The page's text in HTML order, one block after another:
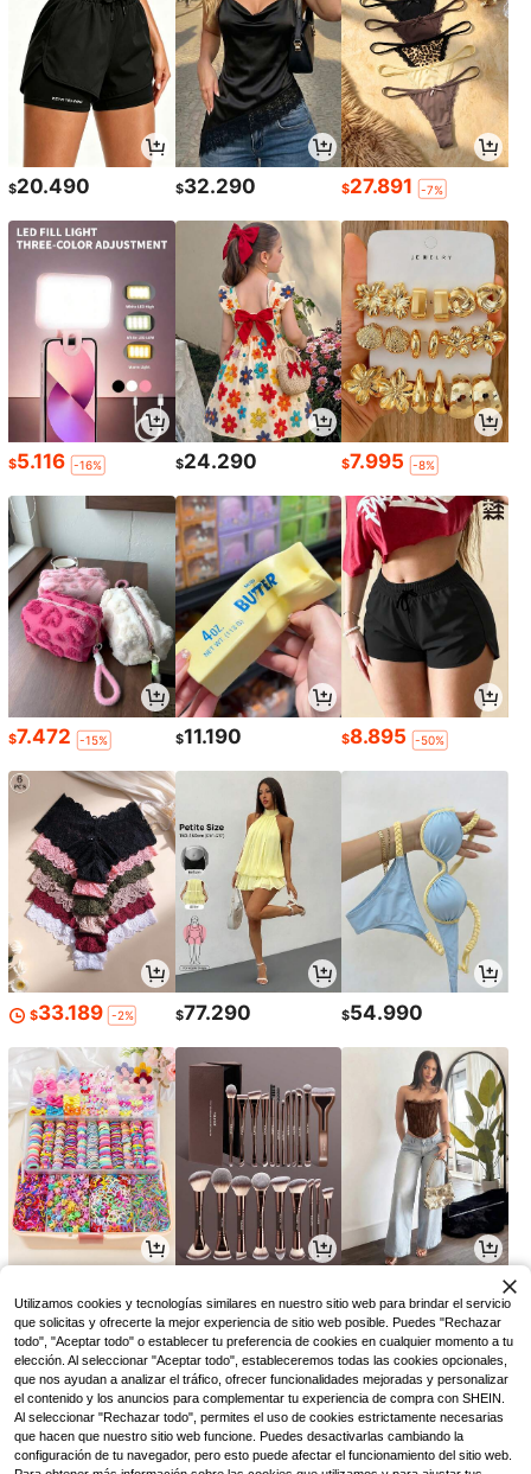
$20.490 $32.290 $27.891 -7%
$5.116 -16% $24.290 $7.995 -8%
$7.472 -15% $11.190 $8.895 -50%
$33.189 -2% $77.290 $54.990
Utilizamos cookies y tecnologías similares en nuestro sitio web para brindar el servicio
que solicitas y ofrecerte la mejor experiencia de sitio web posible. Puedes "Rechazar
todo", "Aceptar todo" o establecer tu preferencia de cookies en cualquier momento a tu
elección. Al seleccionar "Aceptar todo", estableceremos todas las cookies opcionales,
que nos ayudan a analizar el tráfico, ofrecer funcionalidades mejoradas y personalizar
el contenido y los anuncios para complementar tu experiencia de compra con SHEIN.
Al seleccionar "Rechazar todo", permites el uso de cookies estrictamente necesarias
que hacen que nuestro sitio web funcione. Puedes desactivarlas cambiando la
configuración de tu navegador, pero esto puede afectar el funcionamiento del sitio web.